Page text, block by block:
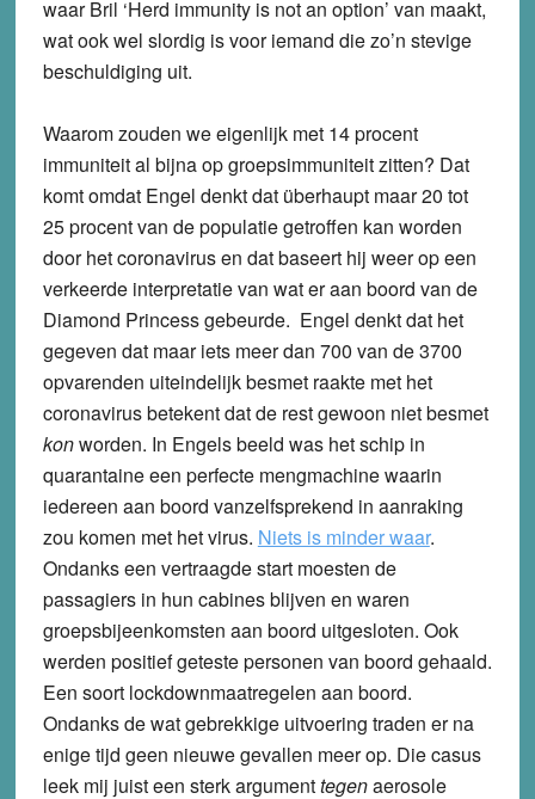
waar Bril ‘Herd immunity is not an option’ van maakt,
wat ook wel slordig is voor iemand die zo’n stevige
beschuldiging uit.
Waarom zouden we eigenlijk met 14 procent
immuniteit al bijna op groepsimmuniteit zitten? Dat
komt omdat Engel denkt dat überhaupt maar 20 tot
25 procent van de populatie getroffen kan worden
door het coronavirus en dat baseert hij weer op een
verkeerde interpretatie van wat er aan boord van de
Diamond Princess gebeurde. Engel denkt dat het
gegeven dat maar iets meer dan 700 van de 3700
opvarenden uiteindelijk besmet raakte met het
coronavirus betekent dat de rest gewoon niet besmet
konworden. In Engels beeld was het schip in
quarantaine een perfecte mengmachine waarin
iedereen aan boord vanzelfsprekend in aanraking
zou komen met het virus. Niets is minder waar.
Ondanks een vertraagde start moesten de
passagiers in hun cabines blijven en waren
groepsbijeenkomsten aan boord uitgesloten. Ook
werden positief geteste personen van boord gehaald.
Een soort lockdownmaatregelen aan boord.
Ondanks de wat gebrekkige uitvoering traden er na
enige tijd geen nieuwe gevallen meer op. Die casus
leek mij juist een sterk argumenttegenaerosole